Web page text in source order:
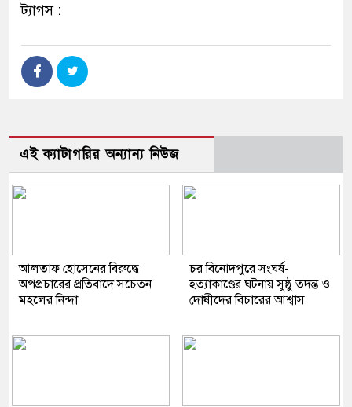
ট্যাগস :
এই ক্যাটাগরির অন্যান্য নিউজ
আলতাফ হোসেনের বিরুদ্ধে
অপপ্রচারের প্রতিবাদে সচেতন
মহলের নিন্দা
চর বিনোদপুরে সংঘর্ষ-
হত্যাকাণ্ডের ঘটনায় সুষ্ঠু তদন্ত ও
দোষীদের বিচারের আশ্বাস